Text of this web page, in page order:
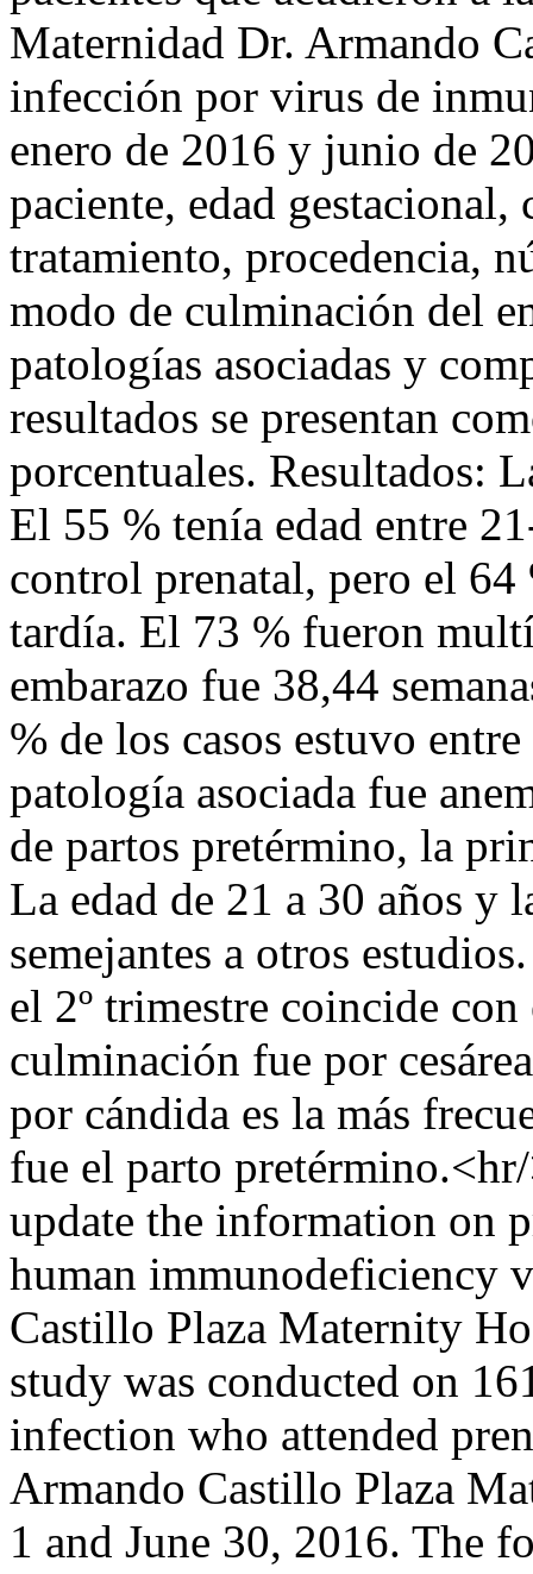
Maternidad Dr. Armando
infección por virus de
enero de 2016 y junio de
paciente, edad
tratamiento, procedencia,
modo de culminación del
patologías asociadas y
resultados se presentan
porcentuales. Resultados:
El 55 % tenía edad entre
control prenatal, pero el
tardía. El 73 % fueron
embarazo fue 38,44
% de los casos estuvo
patología asociada fue
de partos pretérmino, la
La edad de 21 a 30 años y
semejantes a otros
el 2º trimestre coincide
culminación fue por
por cándida es la más
fue el parto
update the information on
human immunodeficiency
Castillo Plaza Maternity
study was conducted on
infection who attended
Armando Castillo Plaza
1 and June 30, 2016. The